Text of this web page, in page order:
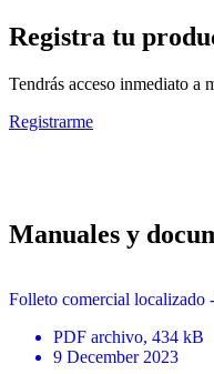
Registra tu
Tendrás acceso inmediato a
Registrarme
Manuales y
Folleto comercial localizado
PDF archivo, 434 kB
9 December 2023